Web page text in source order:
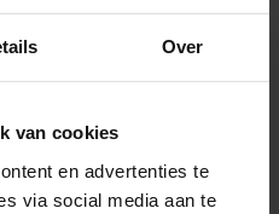
Over
van cookies
en advertenties te
via social media aan te
profiel te kijken (niet in
je de kans dat hij of zij
helemaal als je daarna
wat er op LinkedIn